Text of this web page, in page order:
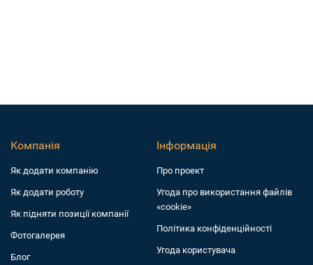
Компанія
Як додати компанiю
Як додати роботу
Як підняти позиції компанії
Фотогалерея
Блог
Інформація
Про проект
Угода про використання файлів
«cookie»
Політика конфіденційності
Угода користувача